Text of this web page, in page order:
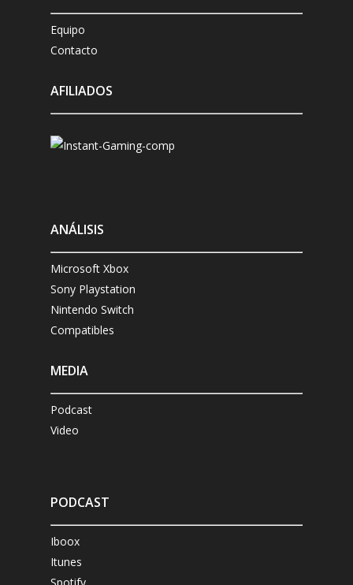
Equipo
Contacto
AFILIADOS
ANÁLISIS
Microsoft Xbox
Sony Playstation
Nintendo Switch
Compatibles
MEDIA
Podcast
Video
PODCAST
Iboox
Itunes
Spotify